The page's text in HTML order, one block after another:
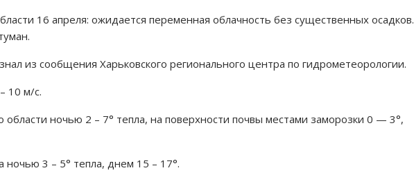
16 апреля: ожидается переменная облачность без существенных осадков.
из сообщения Харьковского регионального центра по гидрометеорологии.
10 м/с.
области ночью 2 – 7° тепла, на поверхности почвы местами заморозки 0 — 3°,
ночью 3 – 5° тепла, днем 15 – 17°.